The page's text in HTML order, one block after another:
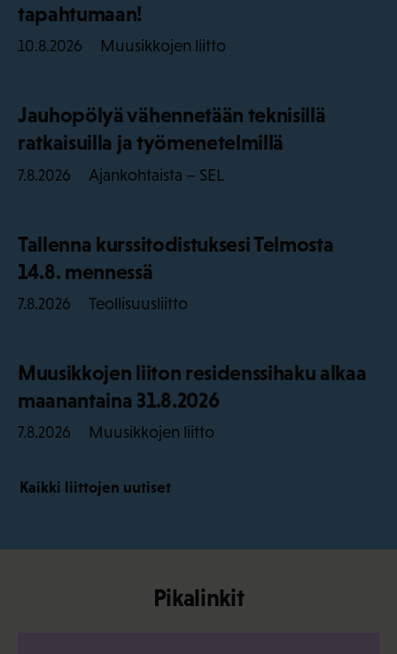
tapahtumaan!
10.8.2026 Muusikkojen liitto
Jauhopölyä vähennetään teknisillä
ratkaisuilla ja työmenetelmillä
7.8.2026 Ajankohtaista – SEL
Tallenna kurssitodistuksesi Telmosta
14.8. mennessä
7.8.2026 Teollisuusliitto
Muusikkojen liiton residenssihaku alkaa
maanantaina 31.8.2026
7.8.2026 Muusikkojen liitto
Kaikki liittojen uutiset
Pikalinkit